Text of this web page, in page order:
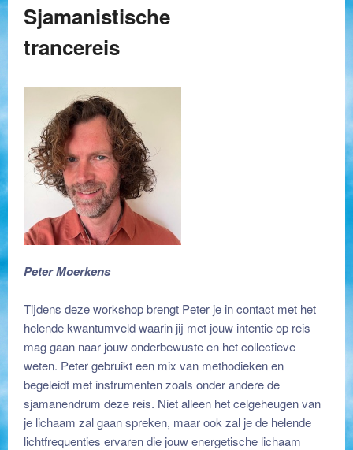
Sjamanistische
trancereis
Peter Moerkens
Tijdens deze workshop brengt Peter je in contact met het
helende kwantumveld waarin jij met jouw intentie op reis
mag gaan naar jouw onderbewuste en het collectieve
weten. Peter gebruikt een mix van methodieken en
begeleidt met instrumenten zoals onder andere de
sjamanendrum deze reis. Niet alleen het celgeheugen van
je lichaam zal gaan spreken, maar ook zal je de helende
lichtfrequenties ervaren die jouw energetische lichaam